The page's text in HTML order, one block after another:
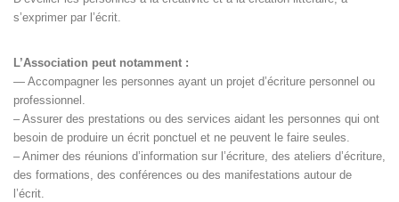
s’exprimer par l’écrit.
L’Association peut notamment :
— Accompagner les personnes ayant un projet d’écriture personnel ou
professionnel.
– Assurer des prestations ou des services aidant les personnes qui ont
besoin de produire un écrit ponctuel et ne peuvent le faire seules.
– Animer des réunions d’information sur l’écriture, des ateliers d’écriture,
des formations, des conférences ou des manifestations autour de
l’écrit.